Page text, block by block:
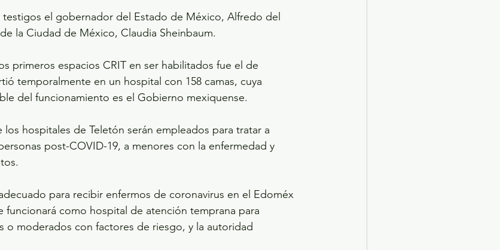
el gobernador del Estado de México, Alfredo del
la Ciudad de México, Claudia Sheinbaum.
primeros espacios CRIT en ser habilitados fue el de
temporalmente en un hospital con 158 camas, cuya
del funcionamiento es el Gobierno mexiquense.
hospitales de Teletón serán empleados para tratar a
post-COVID-19, a menores con la enfermedad y
para recibir enfermos de coronavirus en el Edoméx
funcionará como hospital de atención temprana para
o moderados con factores de riesgo, y la autoridad